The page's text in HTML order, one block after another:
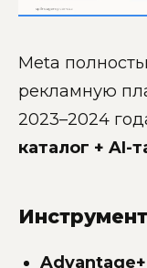
Meta
рекламную
2023–2024
каталог + AI-